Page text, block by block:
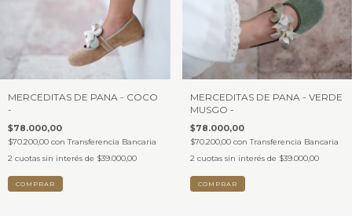
MERCEDITAS DE PANA - COCO
-
$78.000,00
$70.200,00 con Transferencia Bancaria
2 cuotas sin interés de $39.000,00
COMPRAR
MERCEDITAS DE PANA - VERDE
MUSGO -
$78.000,00
$70.200,00 con Transferencia Bancaria
2 cuotas sin interés de $39.000,00
COMPRAR